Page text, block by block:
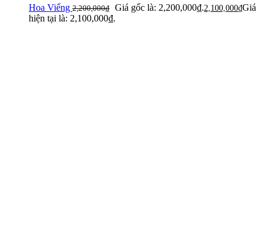
Hoa Viếng 2,200,000₫ Giá gốc là: 2,200,000₫.2,100,000₫Giá
hiện tại là: 2,100,000₫.